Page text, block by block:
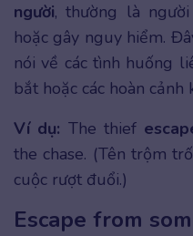
người, thường là
hoặc gây nguy hiểm.
nói về các tình huống
bắt hoặc các hoàn cảnh
Ví dụ: The thief
the chase. (Tên trộm
cuộc rượt đuổi.)
Escape from